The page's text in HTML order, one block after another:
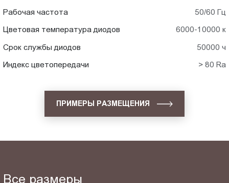
Рабочая частота 50/60 Гц
Цветовая температура диодов 6000-10000 к
Срок службы диодов 50000 ч
Индекс цветопередачи > 80 Ra
ПРИМЕРЫ РАЗМЕЩЕНИЯ
Все размеры